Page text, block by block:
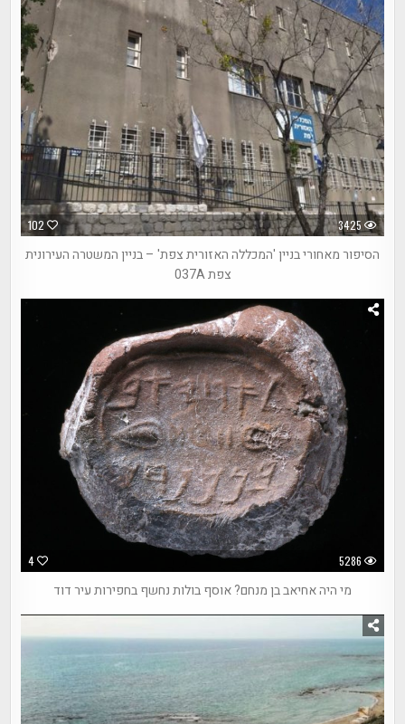
102 3425
הסיפור מאחורי בניין 'המכללה האזורית צפת' – בניין המשטרה העירונית
צפת 037A
4 5286
מי היה אחיאב בן מנחם? אוסף בולות נחשף בחפירות עיר דוד